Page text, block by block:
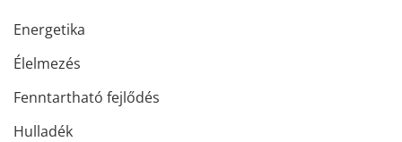
Energetika
Élelmezés
Fenntartható fejlődés
Hulladék